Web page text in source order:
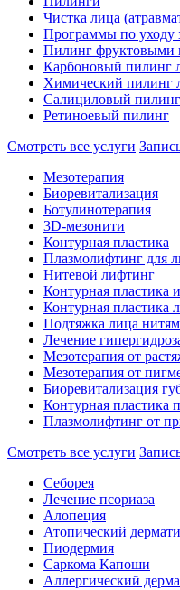
Чистка лица
Программы по уходу
Пилинг фруктовыми
Карбоновый пилинг
Химический пилинг
Салициловый пилинг
Ретиноевый пилинг
Смотреть все услуги
Мезотерапия
Биоревитализация
Ботулинотерапия
3D-мезонити
Контурная пластика
Плазмолифтинг для
Нитевой лифтинг
Контурная пластика
Контурная пластика
Подтяжка лица
Лечение
Мезотерапия от
Мезотерапия от
Биоревитализация
Контурная пластика
Плазмолифтинг от
Смотреть все услуги
Себорея
Лечение псориаза
Алопеция
Атопический
Пиодермия
Саркома Капоши
Аллергический